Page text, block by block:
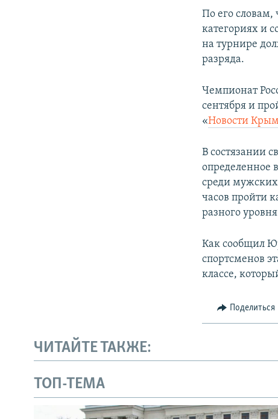
По его словам,
категориях и
на турнире
разряда.
Чемпионат
сентября и
«Новости
В состязании
определенное
среди
часов пройти
разного
Как сообщил
спортсменов
классе,
Поделиться
ЧИТАЙТЕ ТАКЖЕ:
ТОП-ТЕМА